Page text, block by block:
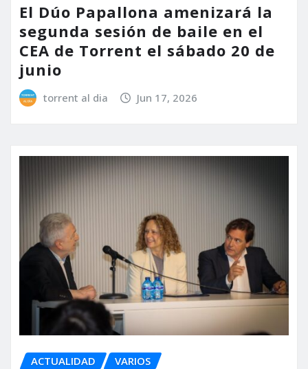
El Dúo Papallona amenizará la
segunda sesión de baile en el
CEA de Torrent el sábado 20 de
junio
torrent al dia Jun 17, 2026
ACTUALIDAD VARIOS